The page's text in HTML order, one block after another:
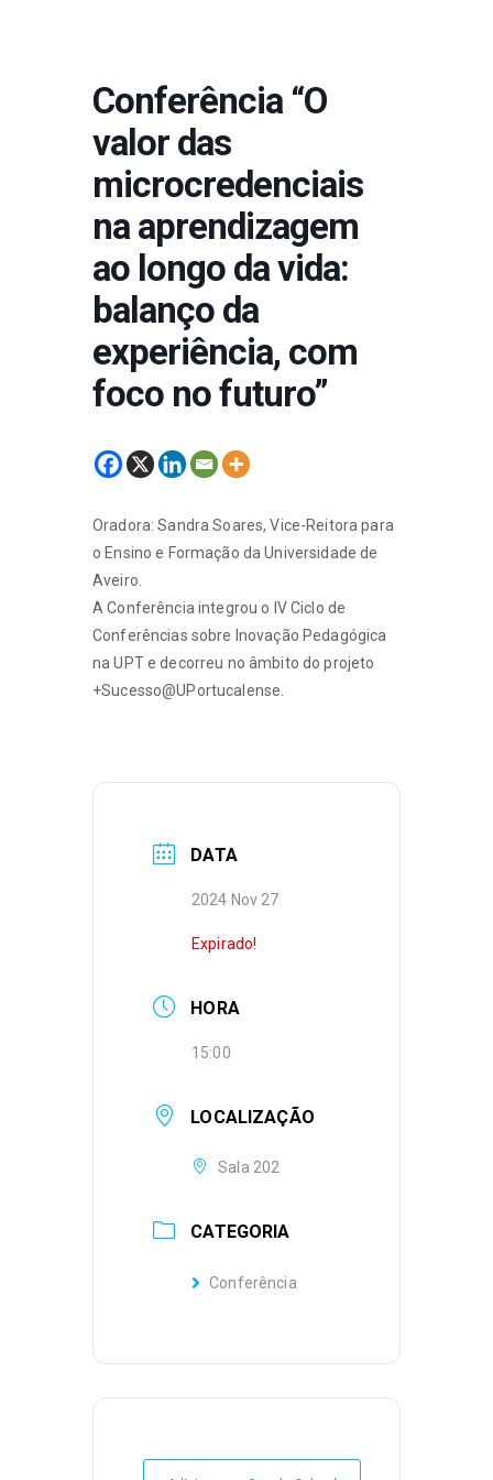
Conferência “O
valor das
microcredenciais
na aprendizagem
ao longo da vida:
balanço da
experiência, com
foco no futuro”
Oradora: Sandra Soares, Vice-Reitora para
o Ensino e Formação da Universidade de
Aveiro.
A Conferência integrou o IV Ciclo de
Conferências sobre Inovação Pedagógica
na UPT e decorreu no âmbito do projeto
+Sucesso@UPortucalense.
DATA
2024 Nov 27
Expirado!
HORA
15:00
LOCALIZAÇÃO
Sala 202
CATEGORIA
Conferência